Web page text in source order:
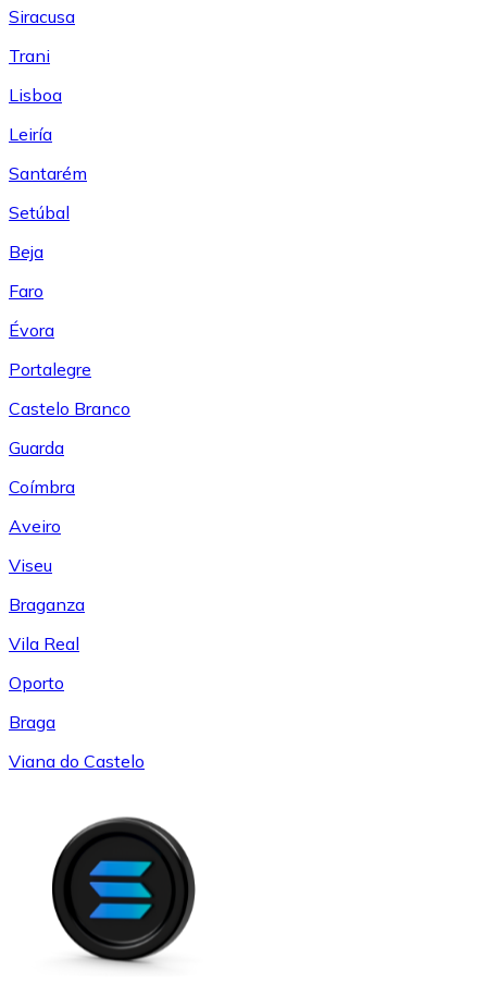
Siracusa
Trani
Lisboa
Leiría
Santarém
Setúbal
Beja
Faro
Évora
Portalegre
Castelo Branco
Guarda
Coímbra
Aveiro
Viseu
Braganza
Vila Real
Oporto
Braga
Viana do Castelo